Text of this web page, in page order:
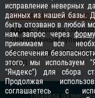
Бизнес-Центр
Адрес:Украина,
Центральный бульвар,
Тел.:+38 (061) 701-16-
39-01
Правила
исправление неверных
данных из нашей базы.
быть отозвано в любой
нам запрос через
принимаем все
обеспечения
этого, мы используем
"Яндекс") для сбора
Продолжая
соглашаетесь с